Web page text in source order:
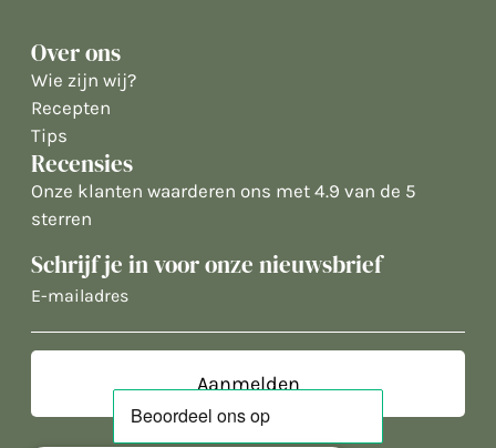
Over ons
Wie zijn wij?
Recepten
Tips
Recensies
Onze klanten waarderen ons met 4.9 van de 5
sterren
Schrijf je in voor onze nieuwsbrief
E-